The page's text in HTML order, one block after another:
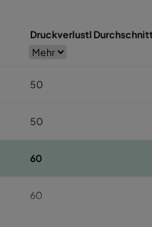
Druckverlustl
50
50
60
60